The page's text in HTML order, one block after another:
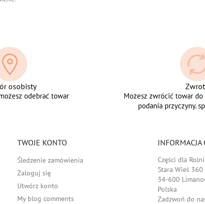
osobisty
odebrać towar
Możesz zwrócić towar
podania przyczyny.
TWOJE KONTO
Śledzenie zamówienia
Zaloguj się
Utwórz konto
My blog comments
INFORMACJA
Części dla
Stara Wieś 360
34-600
Polska
Zadzwoń do